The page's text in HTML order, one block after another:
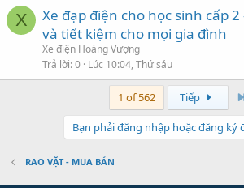
X
Xe đạp điện cho học sinh cấp
và tiết kiệm cho mọi gia đình
Xe điện Hoàng Vượng
Trả lời 0 Lúc 10:04, Thứ sáu
1 of 562 Tiếp
Bạn phải đăng nhập hoặc đăng ký
RAO VẶT - MUA BÁN